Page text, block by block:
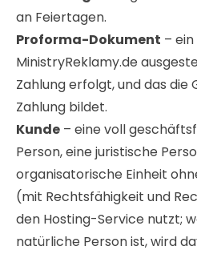
an Feiertagen.
Proforma-Dokument –
MinistryReklamy.de
Zahlung erfolgt, und das die
Zahlung bildet.
Kunde – eine voll
Person, eine juristische
organisatorische Einheit
(mit Rechtsfähigkeit und
den Hosting-Service nutzt;
natürliche Person ist, wird